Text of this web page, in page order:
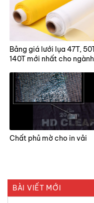
BÀI VIẾT MỚI
Bảng giá lưới lụa 47T,
140T mới nhất cho
Chất phủ mờ cho in vải